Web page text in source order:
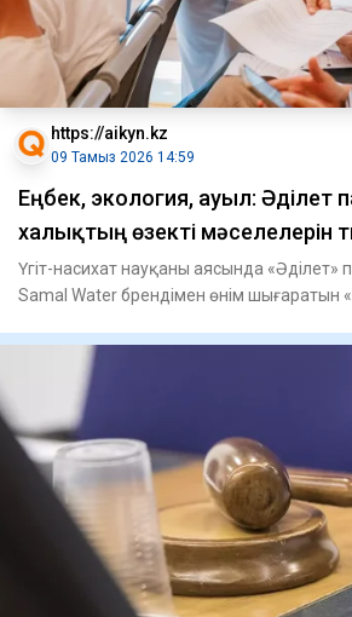
https://aikyn.kz
09 Тамыз 2026 14:59
Еңбек, экология, ауыл: Әділет
халықтың өзекті мәселелерін
Үгіт-насихат науқаны аясында «Әділет»
Samal Water брендімен өнім шығаратын